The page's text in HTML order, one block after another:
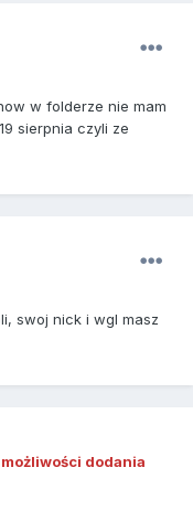
w folderze nie mam
sierpnia czyli ze
swoj nick i wgl masz
dodania